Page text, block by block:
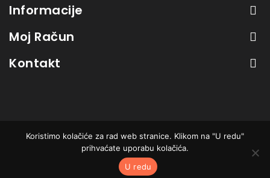
Informacije
Moj Račun
Kontakt
Lista želja
B2B trgovina - sve cijene su bez PDV-a. Developed
. All Rights Reserved.
Koristimo kolačiće za rad web stranice. Klikom na "U redu"
prihvaćate uporabu kolačića.
U redu